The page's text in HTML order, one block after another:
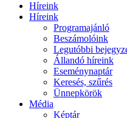
Híreink
Híreink
Programajánló
Beszámolóink
Legutóbbi
Állandó híreink
Eseménynaptár
Keresés, szűrés
Ünnepkörök
Média
Képtár